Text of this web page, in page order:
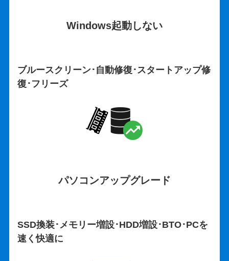
Windows起動しない
ブルースクリーン･自動修復･スタートアップ修
復･フリーズ
パソコンアップグレード
SSD換装･メモリー増設･HDD増設･BTO･PCを
速く快適に